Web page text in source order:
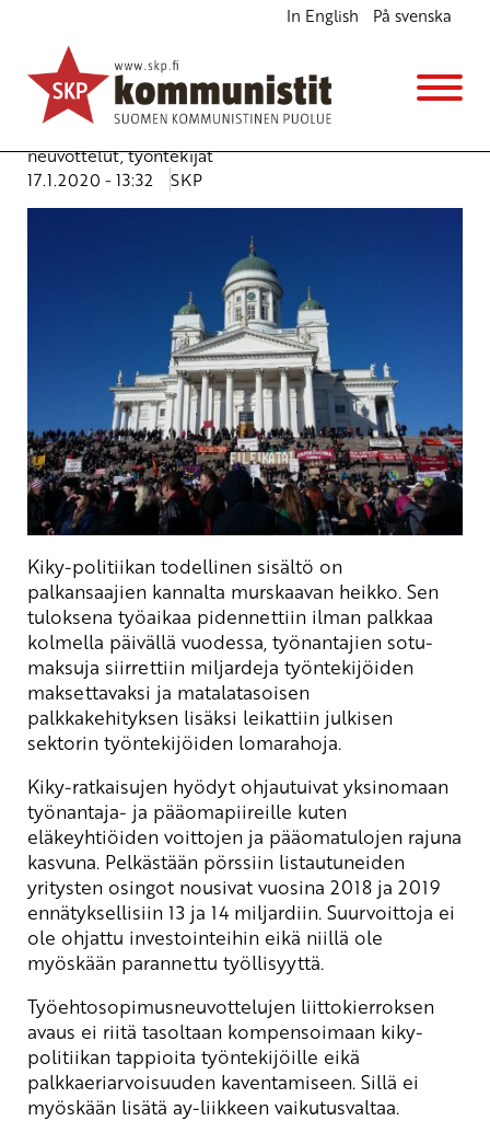
In English På svenska
Kiky-politiikka pysäytettävä – myös palkkojen
eriarvoisuus ja jälkeenjääneisyys korjattava
Kannanotot
Avainsanat:kiky,pääomatulot,talkoot,
neuvottelut,työntekijät
17.1.2020 - 13:32
SKP
Kiky-politiikan todellinen sisältö on
palkansaajien kannalta murskaavan heikko. Sen
tuloksena työaikaa pidennettiin ilman palkkaa
kolmella päivällä vuodessa, työnantajien sotu-
maksuja siirrettiin miljardeja työntekijöiden
maksettavaksi ja matalatasoisen
palkkakehityksen lisäksi leikattiin julkisen
sektorin työntekijöiden lomarahoja.
Kiky-ratkaisujen hyödyt ohjautuivat yksinomaan
työnantaja- ja pääomapiireille kuten
eläkeyhtiöiden voittojen ja pääomatulojen rajuna
kasvuna. Pelkästään pörssiin listautuneiden
yritysten osingot nousivat vuosina 2018 ja 2019
ennätyksellisiin 13 ja 14 miljardiin. Suurvoittoja ei
ole ohjattu investointeihin eikä niillä ole
myöskään parannettu työllisyyttä.
Työehtosopimusneuvottelujen liittokierroksen
avaus ei riitä tasoltaan kompensoimaan kiky-
politiikan tappioita työntekijöille eikä
palkkaeriarvoisuuden kaventamiseen. Sillä ei
myöskään lisätä ay-liikkeen vaikutusvaltaa.